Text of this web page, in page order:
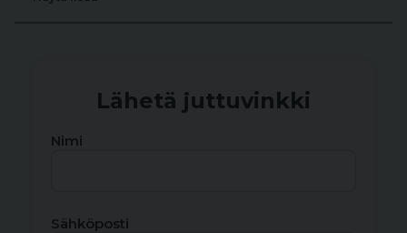
Lähetä juttuvinkki
Nimi
Sähköposti